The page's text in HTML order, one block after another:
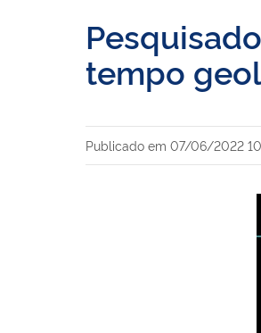
tempo
Publicado em 07/06/2022